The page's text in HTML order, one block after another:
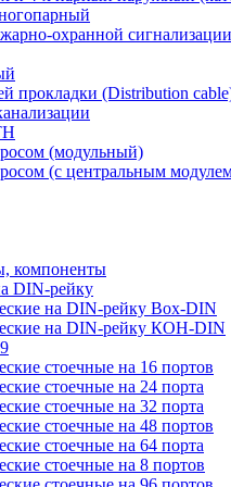
охранной сигнализации
прокладки (Distribution
(модульный)
(с центральным
компоненты
DIN-рейку
на DIN-рейку Box-DIN
на DIN-рейку КОН-DIN
стоечные на 16 портов
стоечные на 24 порта
стоечные на 32 порта
стоечные на 48 портов
стоечные на 64 порта
стоечные на 8 портов